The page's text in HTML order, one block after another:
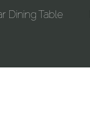
Dining Table